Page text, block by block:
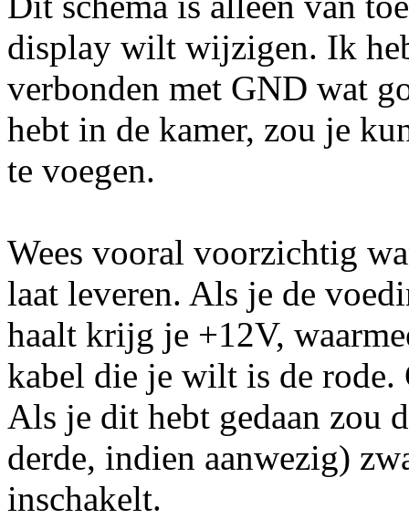
display wilt wijzigen. Ik
verbonden met GND wat
hebt in de kamer, zou je
te voegen.
Wees vooral voorzichtig
laat leveren. Als je de
haalt krijg je +12V,
kabel die je wilt is de
Als je dit hebt gedaan zou
derde, indien aanwezig)
inschakelt.